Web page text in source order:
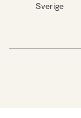
Sverige